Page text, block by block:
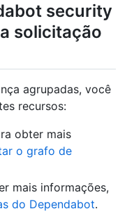
security
solicitação
agrupadas, você
recursos:
obter mais
o grafo de
mais informações,
do Dependabot.